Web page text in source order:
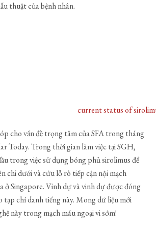
thuật của bệnh nhân.
cho vấn đề trọng tâm của SFA trong tháng
Today. Trong thời gian làm việc tại SGH,
trong việc sử dụng bóng phủ sirolimus để
chi dưới và cứu lỗ rò tiếp cận nội mạch
ở Singapore. Vinh dự và vinh dự được đóng
tạp chí danh tiếng này. Mong dữ liệu mới
này trong mạch máu ngoại vi sớm!